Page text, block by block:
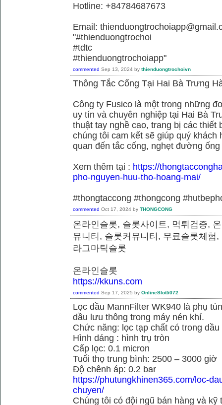
Hotline: +84784687673
Email:
"#thienduongtrochoi
#tdtc
#thienduongtrochoiapp"
commented Sep 13, 2024 by thienduongtrochoivn
Thông Tắc Cống Tại Hai Bà Trưng
Công ty Fusico là một trong những
uy tín và chuyên nghiệp tại Hai Bà
thuật tay nghề cao, trang bị các thiết
chúng tôi cam kết sẽ giúp quý
quan đến tắc cống, nghẹt đường
Xem thêm tại : https://
pho-nguyen-huu-tho-hoang-mai/
#thongtaccong #thongcong
commented Oct 17, 2024 by THONGCONG
온라인슬롯, 슬롯사이트, 먹튀검증,
뮤니티, 슬롯커뮤니티, 무료슬롯체험
라그마틱슬롯
온라인슬롯
https://kkuns.com
commented Sep 17, 2025 by OnlineSlot5072
Lọc dầu MannFilter WK940 là phụ
dầu lưu thông trong máy nén khí.
Chức năng: lọc tạp chất có trong dầu
Hình dáng : hình trụ tròn
Cấp lọc: 0.1 micron
Tuổi thọ trung bình: 2500 – 3000 giờ
Độ chênh áp: 0.2 bar
https://phutungkhinen365.com/loc-
chuyen/
Chúng tôi có đội ngũ bán hàng và